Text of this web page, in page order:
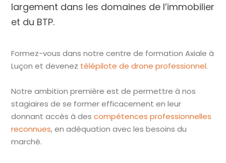
largement dans les domaines de l’immobilier
et du BTP.
Formez-vous dans notre centre de formation Axiale à
Luçon et devenez télépilote de drone professionnel.
Notre ambition première est de permettre à nos
stagiaires de se former efficacement en leur
donnant accès à descompétences professionnelles
reconnues, en adéquation avec les besoins du
marché.